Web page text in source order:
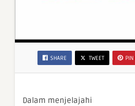
SHARE TWEET PIN
Dalam menjelajahi